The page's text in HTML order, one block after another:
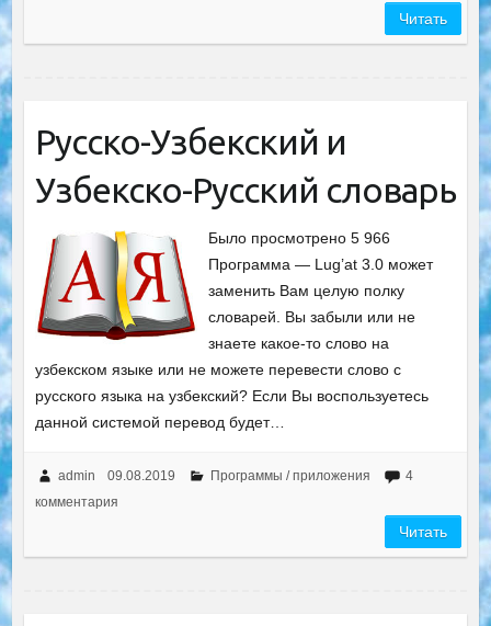
Читать
Русско-Узбекский и
Узбекско-Русский словарь
Было просмотрено 5 966
Программа — Lug’at 3.0 может
заменить Вам целую полку
словарей. Вы забыли или не
знаете какое-то слово на
узбекском языке или не можете перевести слово с
русского языка на узбекский? Если Вы воспользуетесь
данной системой перевод будет…
admin 09.08.2019 Программы / приложения
4
комментария
Читать